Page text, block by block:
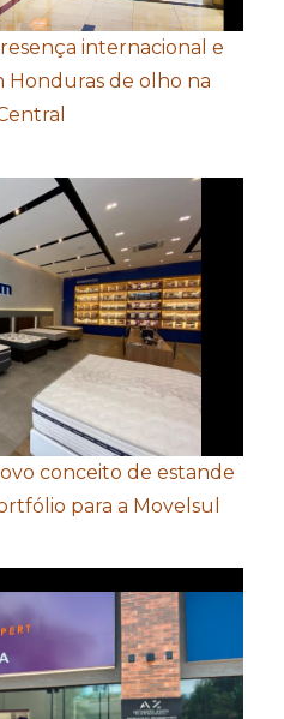
internacional e
Honduras de olho na
conceito de estande
para a Movelsul